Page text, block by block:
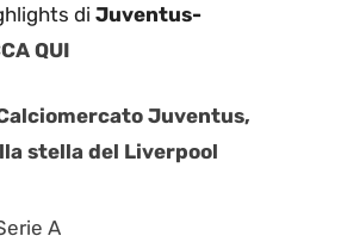
di Juventus-
QUI
Juventus,
stella del Liverpool
A